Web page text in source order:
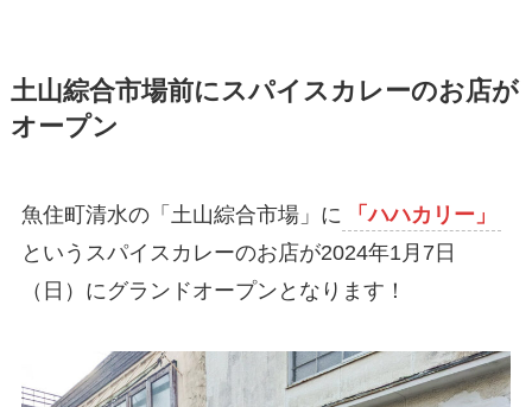
土山綜合市場前にスパイスカレーのお店が
オープン
魚住町清水の「土山綜合市場」に
「ハハカリー」
というスパイスカレーのお店が2024年1月7日
（日）にグランドオープンとなります！